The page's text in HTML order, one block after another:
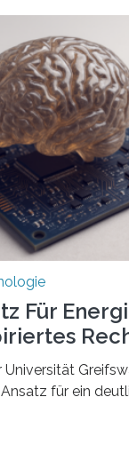
eine neuartige,
von
entwickelt
um
wichtig ist uns
Stimme,
sind…
Für
Universität
für ein
vom